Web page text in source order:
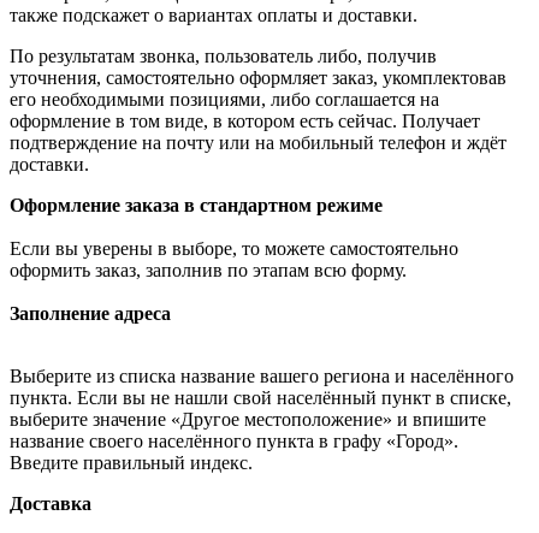
также подскажет о вариантах оплаты и доставки.
По результатам звонка, пользователь либо, получив
уточнения, самостоятельно оформляет заказ, укомплектовав
его необходимыми позициями, либо соглашается на
оформление в том виде, в котором есть сейчас. Получает
подтверждение на почту или на мобильный телефон и ждёт
доставки.
Оформление заказа в стандартном режиме
Если вы уверены в выборе, то можете самостоятельно
оформить заказ, заполнив по этапам всю форму.
Заполнение адреса
Выберите из списка название вашего региона и населённого
пункта. Если вы не нашли свой населённый пункт в списке,
выберите значение «Другое местоположение» и впишите
название своего населённого пункта в графу «Город».
Введите правильный индекс.
Доставка